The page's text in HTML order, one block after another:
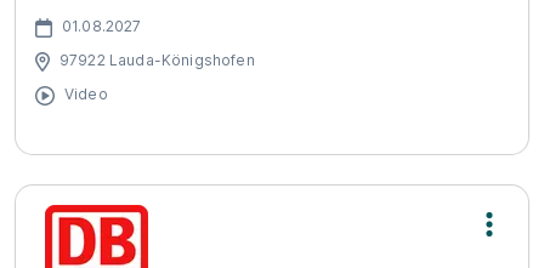
01.08.2027
97922 Lauda-Königshofen
Video